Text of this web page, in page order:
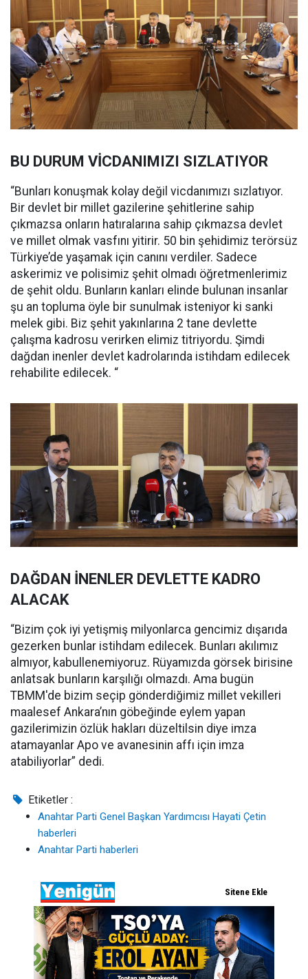
BU DURUM VİCDANIMIZI SIZLATIYOR
“Bunları konuşmak kolay değil vicdanımızı sızlatıyor.
Bir devlet bir millet gazilerine şehitlerine sahip
çıkmazsa onların hatıralarına sahip çıkmazsa devlet
ve millet olmak vasfını yitirir. 50 bin şehidimiz terörsüz
Türkiye’de yaşamak için canını verdiler. Sadece
askerimiz ve polisimiz şehit olmadı öğretmenlerimiz
de şehit oldu. Bunların kanları elinde bulunan insanlar
şu an topluma öyle bir sunulmak isteniyor ki sanki
melek gibi. Biz şehit yakınlarına 2 tane devlette
çalışma kadrosu verirken elimiz titriyordu. Şimdi
dağdan inenler devlet kadrolarında istihdam edilecek
rehabilite edilecek. “
DAĞDAN İNENLER DEVLETTE KADRO
ALACAK
“Bizim çok iyi yetişmiş milyonlarca gencimiz dışarıda
gezerken bunlar istihdam edilecek. Bunları akılımız
almıyor, kabullenemiyoruz. Rüyamızda görsek birisine
anlatsak bunların karşılığı olmazdı. Ama bugün
TBMM'de bizim seçip gönderdiğimiz millet vekilleri
maalesef Ankara’nın göbeğinde eylem yapan
gazilerimizin özlük hakları düzeltilsin diye imza
atamayanlar Apo ve avanesinin affı için imza
atabiliyorlar” dedi.
Etiketler :
Anahtar Parti Genel Başkan Yardımcısı Hayati Çetin
haberleri
Anahtar Parti haberleri